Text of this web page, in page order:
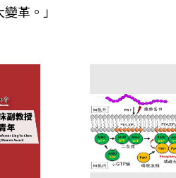
革。」